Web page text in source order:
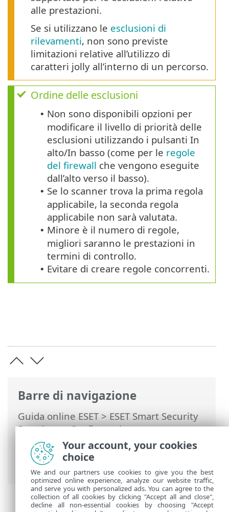
Barre di navigazione
Guida online ESET> ESET Smart Security
Premium>Configurazione avanzata>
Controlli
>Esclusioni>Esclusioni dal
controllo
> Aggiungi o modifica
esclusione di prestazioni
alle prestazioni.
Se si utilizzano le esclusioni di
rilevamenti, non sono previste
limitazioni relative all’utilizzo di
caratteri jolly all’interno di un percorso.
Ordine delle esclusioni
• Non sono disponibili opzioni per
modificare il livello di priorità delle
esclusioni utilizzando i pulsanti In
alto/In basso (come per le regole
del firewall che vengono eseguite
dall’alto verso il basso).
• Se lo scanner trova la prima regola
applicabile, la seconda regola
applicabile non sarà valutata.
• Minore è il numero di regole,
migliori saranno le prestazioni in
termini di controllo.
• Evitare di creare regole concorrenti.
Your account, your cookies
choice
We and our partners use cookies to give you the best
optimized online experience, analyze our website traffic,
and serve you with personalized ads. You can agree to the
collection of all cookies by clicking "Accept all and close",
decline all non-essential cookies by choosing "Accept